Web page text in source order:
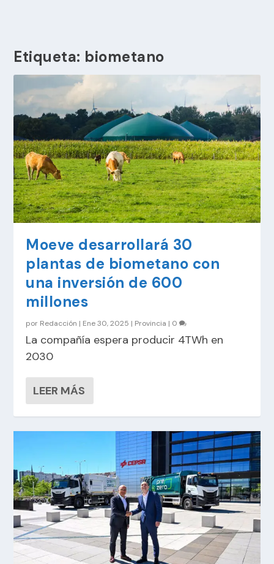
Etiqueta: biometano
Moeve desarrollará 30
plantas de biometano con
una inversión de 600
millones
por Redacción | Ene 30, 2025 | Provincia | 0
La compañía espera producir 4TWh en
2030
LEER MÁS